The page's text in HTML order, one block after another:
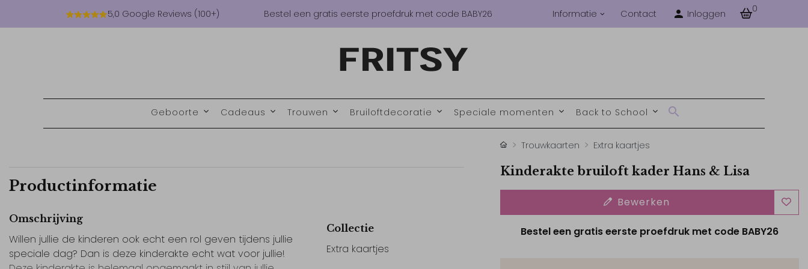
5,0 Google Reviews (100+) Bestel een gratis eerste proefdruk met code BABY26 Informatie Contact Inloggen 0
Geboorte Cadeaus Trouwen Bruiloftdecoratie Speciale momenten Back to School
Productinformatie
Omschrijving
Willen jullie de kinderen ook echt een rol geven tijdens jullie
speciale dag? Dan is deze kinderakte echt wat voor jullie!
Collectie
Extra kaartjes
Trouwkaarten Extra kaartjes
Kinderakte bruiloft kader Hans & Lisa
Bewerken
Bestel een gratis eerste proefdruk met code BABY26